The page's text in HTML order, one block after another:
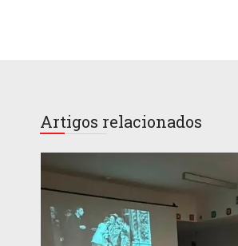
Artigos relacionados